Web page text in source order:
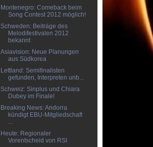
Montenegro: Comeback beim
Song Contest 2012 möglich!
Schweden: Beiträge des
Melodifestivalen 2012
bekannt
Asiavision: Neue Planungen
aus Südkorea
Lettland: Semifinalisten
gefunden, Interpreten unb...
Schweiz: Sinplus und Chiara
Dubey im Finale!
Breaking News: Andorra
kündigt EBU-Mitgliedschaft
...
Heute: Regionaler
Vorentscheid von RSI